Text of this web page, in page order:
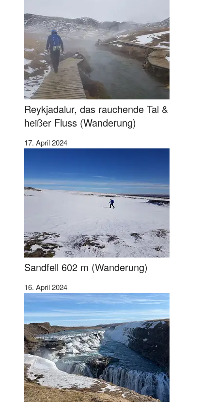
Reykjadalur, das rauchende Tal &
heißer Fluss (Wanderung)
17. April 2024
Sandfell 602 m (Wanderung)
16. April 2024